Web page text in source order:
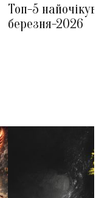
Топ-5
березня-2026